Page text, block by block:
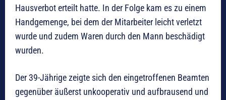
Hausverbot erteilt hatte. In der Folge kam es zu einem
Handgemenge, bei dem der Mitarbeiter leicht verletzt
wurde und zudem Waren durch den Mann beschädigt
wurden.
Der 39-Jährige zeigte sich den eingetroffenen Beamten
gegenüber äußerst unkooperativ und aufbrausend und